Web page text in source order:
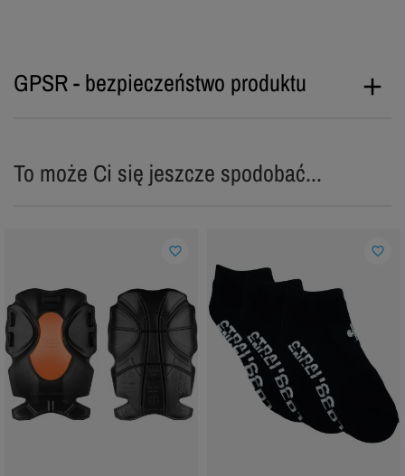
GPSR - bezpieczeństwo produktu
To może Ci się jeszcze spodobać...
favorite_border favorite_border